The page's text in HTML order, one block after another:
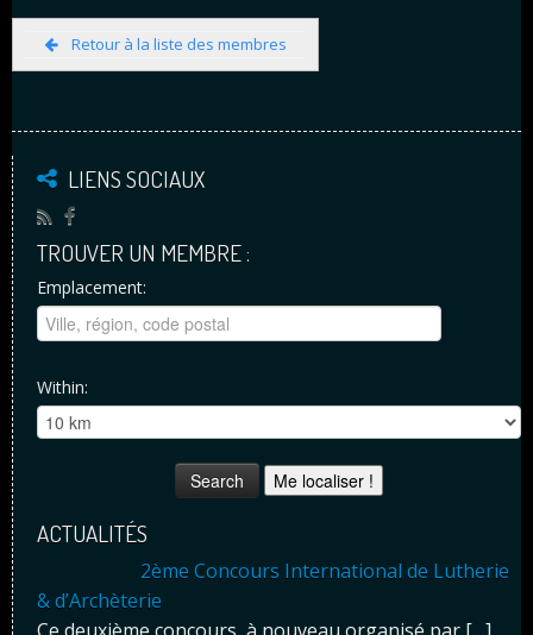
Retour à la liste des membres
LIENS SOCIAUX
TROUVER UN MEMBRE :
Emplacement:
Within:
Me localiser !
ACTUALITÉS
2ème Concours International de Lutherie
& d’Archèterie